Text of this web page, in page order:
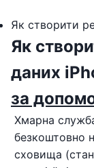
Як створити
Як
даних
за
Хмарна
безкоштовно
сховища